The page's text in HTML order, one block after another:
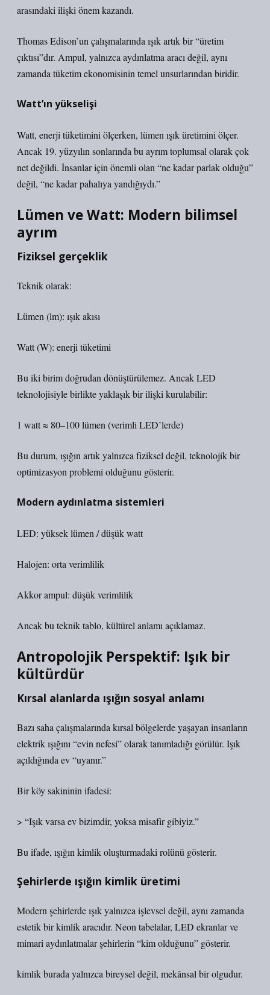
arasındaki ilişki önem kazandı.
Thomas Edison’un çalışmalarında ışık artık bir “üretim
çıktısı”dır. Ampul, yalnızca aydınlatma aracı değil, aynı
zamanda tüketim ekonomisinin temel unsurlarından biridir.
Watt’ın yükselişi
Watt, enerji tüketimini ölçerken, lümen ışık üretimini ölçer.
Ancak 19. yüzyılın sonlarında bu ayrım toplumsal olarak çok
net değildi. İnsanlar için önemli olan “ne kadar parlak olduğu”
değil, “ne kadar pahalıya yandığıydı.”
Lümen ve Watt: Modern bilimsel
ayrım
Fiziksel gerçeklik
Teknik olarak:
Lümen (lm): ışık akısı
Watt (W): enerji tüketimi
Bu iki birim doğrudan dönüştürülemez. Ancak LED
teknolojisiyle birlikte yaklaşık bir ilişki kurulabilir:
1 watt ≈ 80–100 lümen (verimli LED’lerde)
Bu durum, ışığın artık yalnızca fiziksel değil, teknolojik bir
optimizasyon problemi olduğunu gösterir.
Modern aydınlatma sistemleri
LED: yüksek lümen / düşük watt
Halojen: orta verimlilik
Akkor ampul: düşük verimlilik
Ancak bu teknik tablo, kültürel anlamı açıklamaz.
Antropolojik Perspektif: Işık bir
kültürdür
Kırsal alanlarda ışığın sosyal anlamı
Bazı saha çalışmalarında kırsal bölgelerde yaşayan insanların
elektrik ışığını “evin nefesi” olarak tanımladığı görülür. Işık
açıldığında ev “uyanır.”
Bir köy sakininin ifadesi:
> “Işık varsa ev bizimdir, yoksa misafir gibiyiz.”
Bu ifade, ışığın kimlik oluşturmadaki rolünü gösterir.
Şehirlerde ışığın kimlik üretimi
Modern şehirlerde ışık yalnızca işlevsel değil, aynı zamanda
estetik bir kimlik aracıdır. Neon tabelalar, LED ekranlar ve
mimari aydınlatmalar şehirlerin “kim olduğunu” gösterir.
kimlikburada yalnızca bireysel değil, mekânsal bir olgudur.